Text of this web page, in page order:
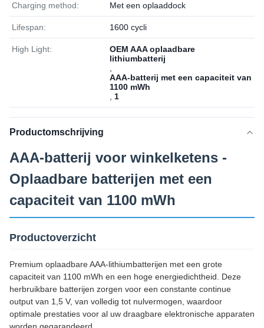
Charging method: Met een oplaaddock
Lifespan: 1600 cycli
High Light:
OEM AAA oplaadbare
lithiumbatterij
AAA-batterij met een capaciteit van
1100 mWh
1
Productomschrijving
AAA-batterij voor winkelketens -
Oplaadbare batterijen met een
capaciteit van 1100 mWh
Productoverzicht
Premium oplaadbare AAA-lithiumbatterijen met een grote
capaciteit van 1100 mWh en een hoge energiedichtheid. Deze
herbruikbare batterijen zorgen voor een constante continue
output van 1,5 V, van volledig tot nulvermogen, waardoor
optimale prestaties voor al uw draagbare elektronische apparaten